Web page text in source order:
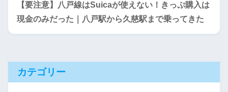
【要注意】八戸線はSuicaが使えない！きっぷ購入は
現金のみだった｜八戸駅から久慈駅まで乗ってきた
カテゴリー